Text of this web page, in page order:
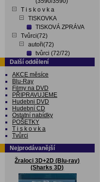
T i s k o v k a
TISKOVKA
TISKOVÁ ZPRÁVA
Tvůrci(72)
autoři(72)
tvůrci (72/72)
Další oddělení
AKCE měsíce
Blu-Ray
Filmy na DVD
PŘIPRAVUJEME
Hudebni DVD
Hudební CD
Ostatní nabídky
POŠETKY
T i s k o v k a
Tvůrci
Nejprodávanější
Žraloci 3D+2D (Blu-ray)
(Sharks 3D)